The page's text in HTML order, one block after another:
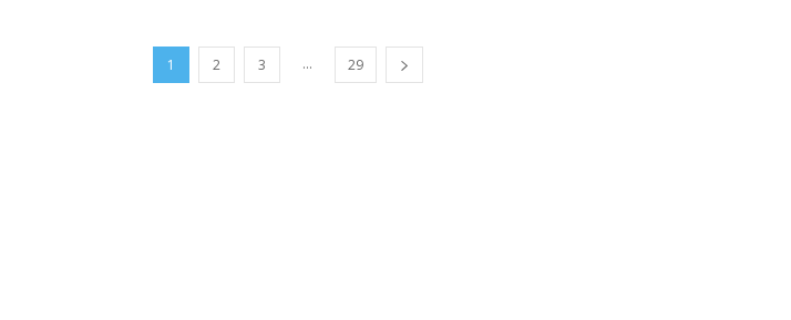
1 2 3 ... 29